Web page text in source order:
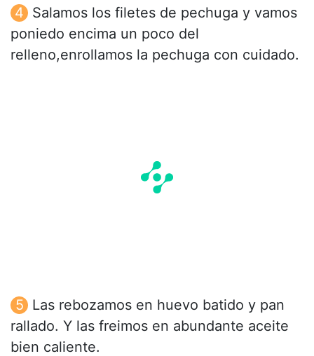
Salamos los filetes de pechuga y vamos
poniedo encima un poco del
relleno,enrollamos la pechuga con cuidado.
Las rebozamos en huevo batido y pan
rallado. Y las freimos en abundante aceite
bien caliente.